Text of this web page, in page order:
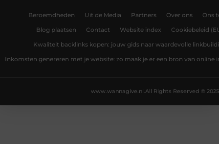
Beroemdheden Uit de Media Partners Over ons Ons
Blog plaatsen Contact Website index Cookiebeleid
Kwaliteit backlinks kopen: jouw gids naar waardevolle
Inkomsten genereren met je website: zo maak je er een bron van online
All Rights Reserved © 2025
www.wannagive.nl.